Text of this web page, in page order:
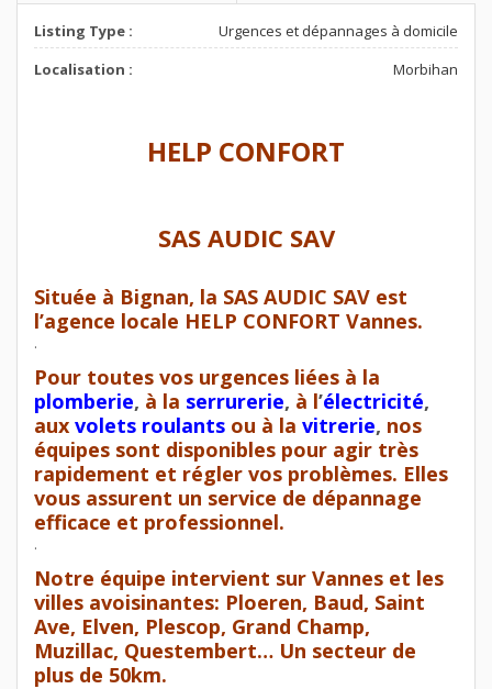
Listing Type :
Urgences et dépannages à domicile
Localisation :
Morbihan
HELP CONFORT
SAS AUDIC SAV
Située à Bignan, la SAS AUDIC SAV est
l’agence locale HELP CONFORT Vannes.
.
Pour toutes vos urgences liées à la
plomberie, à la serrurerie, à l’électricité,
aux volets roulants ou à la vitrerie, nos
équipes sont disponibles pour agir très
rapidement et régler vos problèmes. Elles
vous assurent un service de dépannage
efficace et professionnel.
.
Notre équipe intervient sur Vannes et les
villes avoisinantes: Ploeren, Baud, Saint
Ave, Elven, Plescop, Grand Champ,
Muzillac, Questembert… Un secteur de
plus de 50km.